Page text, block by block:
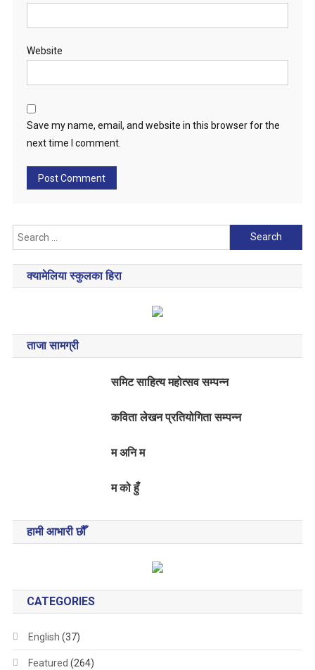
Website
Save my name, email, and website in this browser for the
next time I comment.
Search
for:
क्यामेलिया स्कुलका हिरा
ताजा सामग्री
समिट साहित्य महोत्सव सम्पन्न
कविता लेखन प्रतियोगिता सम्पन्न
म अनि म
म को हुँ
हामी आभारी छौँ
CATEGORIES
English (37)
Featured (264)